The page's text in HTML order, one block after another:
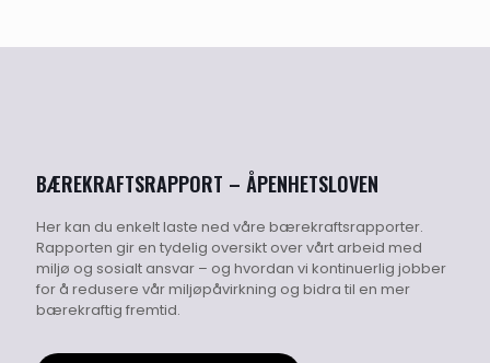
BÆREKRAFTSRAPPORT – ÅPENHETSLOVEN
Her kan du enkelt laste ned våre bærekraftsrapporter.
Rapporten gir en tydelig oversikt over vårt arbeid med
miljø og sosialt ansvar – og hvordan vi kontinuerlig jobber
for å redusere vår miljøpåvirkning og bidra til en mer
bærekraftig fremtid.